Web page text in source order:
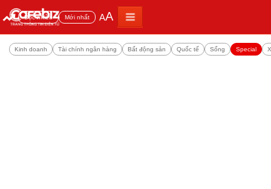
Đọc nhiều Mới nhất AA
Kinh doanh Tài chính ngân hàng Bất động sản Quốc tế Sống Special